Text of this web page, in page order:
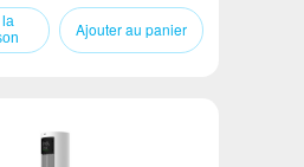
Ajouter au panier